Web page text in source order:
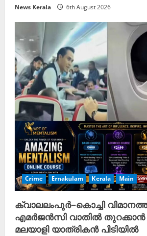
News Kerala 6th August 2026
Crime Ernakulam Kerala Main
ക്വാലലംപുർ–കൊച്ചി
എമർജൻസി വാതിൽ തുറക്കാൻ
മലയാളി യാത്രികൻ പിടിയിൽ